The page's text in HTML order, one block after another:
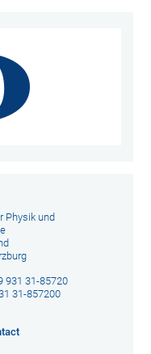
Physik und
931 31-85720
31-857200